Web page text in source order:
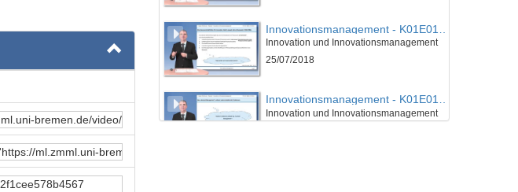
Innovation und Innovationsmanagement
25/07/2018
Innovation und Innovationsmanagement